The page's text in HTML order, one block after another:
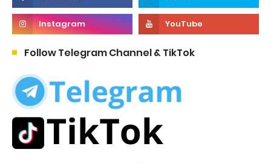
Follow Telegram Channel & TikTok